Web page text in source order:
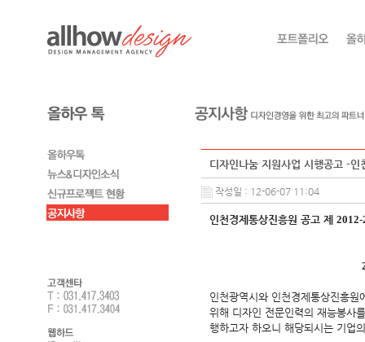
디자인나눔 지원사업 시행공고 -인
작성일 : 12-06-07 11:04
인천경제통상진흥원 공고 제 2012-
인천광역시와 인천경제통상진흥
위해 디자인 전문인력의 재능봉사
행하고자 하오니 해당되시는 기업